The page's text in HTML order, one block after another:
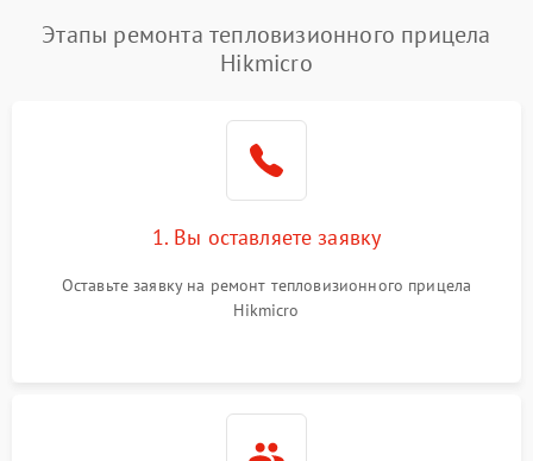
Этапы ремонта тепловизионного прицела
Hikmicro
1. Вы оставляете заявку
Оставьте заявку на ремонт тепловизионного прицела
Hikmicro